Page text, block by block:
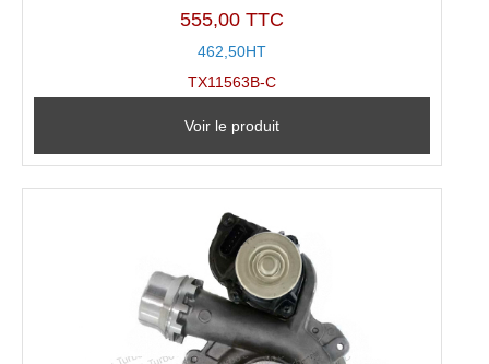
555,00 TTC
462,50HT
TX11563B-C
Voir le produit